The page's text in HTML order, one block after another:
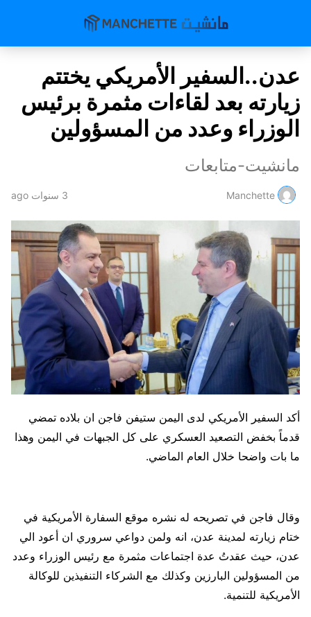
عدن..السفير الأمريكي يختتم
زيارته بعد لقاءات مثمرة برئيس
الوزراء وعدد من المسؤولين
مانشيت-متابعات
Manchette 3 سنوات ago
أكد السفير الأمريكي لدى اليمن ستيفن فاجن ان بلاده تمضي
قدماً بخفض التصعيد العسكري على كل الجبهات في اليمن وهذا
ما بات واضحا خلال العام الماضي.
وقال فاجن في تصريحه له نشره موقع السفارة الأمريكية في
ختام زيارته لمدينة عدن، انه ولمن دواعي سروري ان أعود الي
عدن، حيث عقدتُ عدة اجتماعات مثمرة مع رئيس الوزراء وعدد
من المسؤولين البارزين وكذلك مع الشركاء التنفيذين للوكالة
الأمريكية للتنمية.